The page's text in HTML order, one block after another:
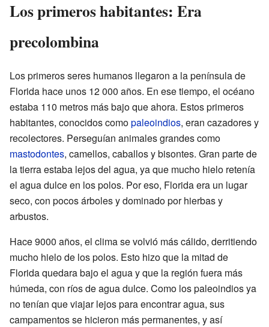
Los primeros habitantes: Era
precolombina
Los primeros seres humanos llegaron a la península de
Florida hace unos 12 000 años. En ese tiempo, el océano
estaba 110 metros más bajo que ahora. Estos primeros
habitantes, conocidos comopaleoindios, eran cazadores y
recolectores. Perseguían animales grandes como
mastodontes, camellos, caballos y bisontes. Gran parte de
la tierra estaba lejos del agua, ya que mucho hielo retenía
el agua dulce en los polos. Por eso, Florida era un lugar
seco, con pocos árboles y dominado por hierbas y
arbustos.
Hace 9000 años, el clima se volvió más cálido, derritiendo
mucho hielo de los polos. Esto hizo que la mitad de
Florida quedara bajo el agua y que la región fuera más
húmeda, con ríos de agua dulce. Como los paleoindios ya
no tenían que viajar lejos para encontrar agua, sus
campamentos se hicieron más permanentes, y así